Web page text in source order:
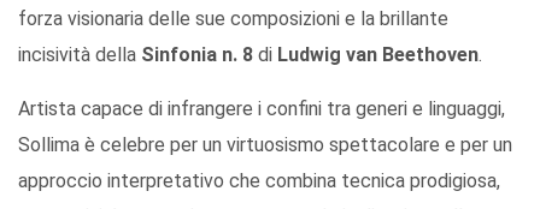
forza visionaria delle sue composizioni e la brillante
incisività della Sinfonia n. 8 di Ludwig van Beethoven.
Artista capace di infrangere i confini tra generi e linguaggi,
Sollima è celebre per un virtuosismo spettacolare e per un
approccio interpretativo che combina tecnica prodigiosa,